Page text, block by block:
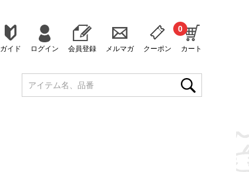
ガイド ログイン 会員登録 メルマガ クーポン カート
0